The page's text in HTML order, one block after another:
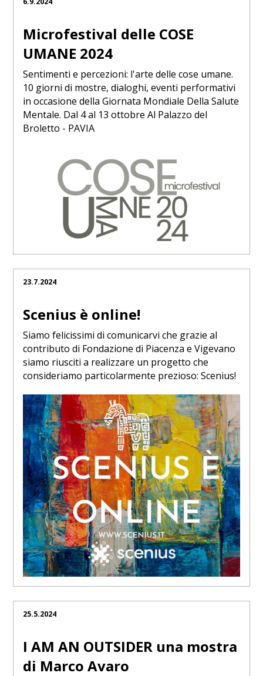
Microfestival delle COSE
UMANE 2024
Sentimenti e percezioni: l'arte delle cose umane.
10 giorni di mostre, dialoghi, eventi performativi
in occasione della Giornata Mondiale Della Salute
Mentale. Dal 4 al 13 ottobre Al Palazzo del
Broletto - PAVIA
23.7.2024
Scenius è online!
Siamo felicissimi di comunicarvi che grazie al
contributo di Fondazione di Piacenza e Vigevano
siamo riusciti a realizzare un progetto che
consideriamo particolarmente prezioso: Scenius!
25.5.2024
I AM AN OUTSIDER una mostra
di Marco Avaro